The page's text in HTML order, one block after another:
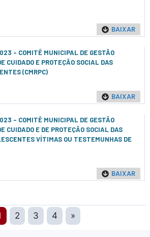
BAIXAR
- COMITÊ MUNICIPAL DE GESTÃO
CUIDADO E PROTEÇÃO SOCIAL DAS
(CMRPC)
BAIXAR
- COMITÊ MUNICIPAL DE GESTÃO
CUIDADO E DE PROTEÇÃO SOCIAL DAS
VÍTIMAS OU TESTEMUNHAS DE
BAIXAR
2 3 4 »